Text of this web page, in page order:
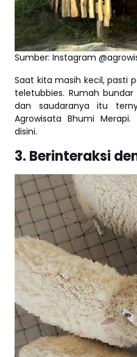
Sumber: Instagram
Saat kita masih kecil, pasti
teletubbies. Rumah
dan saudaranya itu
Agrowisata Bhumi
disini.
3. Berinteraksi